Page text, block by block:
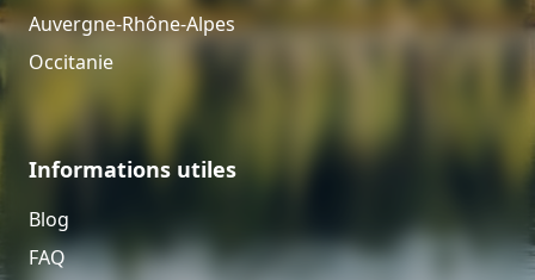
Auvergne-Rhône-Alpes
Occitanie
Informations utiles
Blog
FAQ